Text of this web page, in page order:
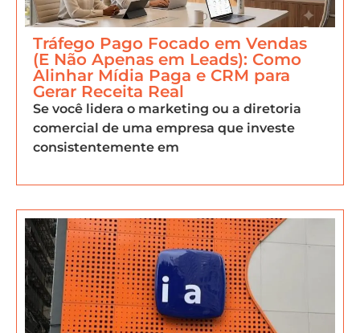
Tráfego Pago Focado em Vendas
(E Não Apenas em Leads): Como
Alinhar Mídia Paga e CRM para
Gerar Receita Real
Se você lidera o marketing ou a diretoria
comercial de uma empresa que investe
consistentemente em